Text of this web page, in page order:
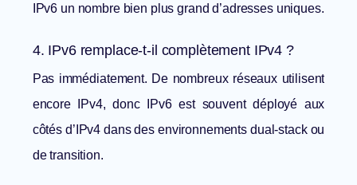
IPv6 un nombre bien plus grand d’adresses uniques.
4. IPv6 remplace-t-il complètement IPv4 ?
Pas immédiatement. De nombreux réseaux utilisent
encore IPv4, donc IPv6 est souvent déployé aux
côtés d’IPv4 dans des environnements dual-stack ou
de transition.